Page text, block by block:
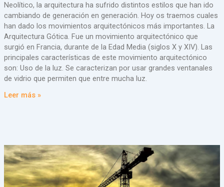
Neolítico, la arquitectura ha sufrido distintos estilos que han ido
cambiando de generación en generación. Hoy os traemos cuales
han dado los movimientos arquitectónicos más importantes. La
Arquitectura Gótica. Fue un movimiento arquitectónico que
surgió en Francia, durante de la Edad Media (siglos X y XIV). Las
principales características de este movimiento arquitectónico
son: Uso de la luz. Se caracterizan por usar grandes ventanales
de vidrio que permiten que entre mucha luz.
Leer más »